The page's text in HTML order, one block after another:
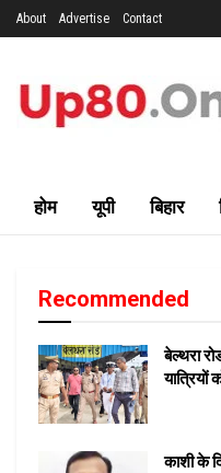
About Advertise Contact
होम यूपी बिहार
Recommended
बेल्थरा
यात्रियों
काशी के